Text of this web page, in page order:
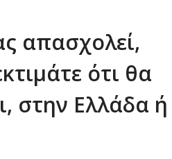
απασχολεί,
ότι θα
στην Ελλάδα ή